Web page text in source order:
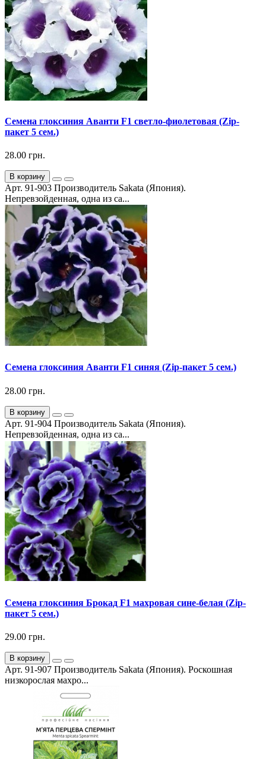
Семена глоксиния Аванти F1 светло-фиолетовая (Zip-
пакет 5 сем.)
28.00 грн.
В корзину
Арт. 91-903 Производитель Sakata (Япония).
Непревзойденная, одна из са...
Семена глоксиния Аванти F1 синяя (Zip-пакет 5 сем.)
28.00 грн.
В корзину
Арт. 91-904 Производитель Sakata (Япония).
Непревзойденная, одна из са...
Семена глоксиния Брокад F1 махровая сине-белая (Zip-
пакет 5 сем.)
29.00 грн.
В корзину
Арт. 91-907 Производитель Sakata (Япония). Роскошная
низкорослая махро...